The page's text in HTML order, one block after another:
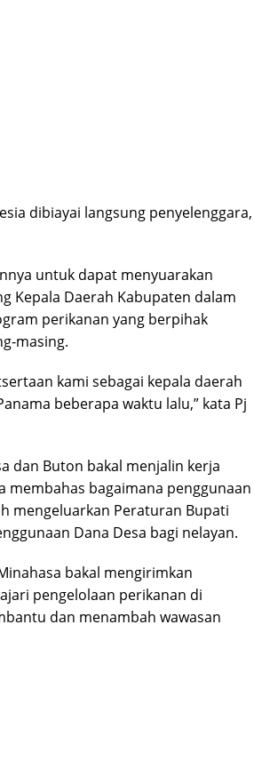
dibiayai langsung penyelenggara,
untuk dapat menyuarakan
Kepala Daerah Kabupaten dalam
perikanan yang berpihak
masing.
kami sebagai kepala daerah
beberapa waktu lalu,” kata Pj
dan Buton bakal menjalin kerja
membahas bagaimana penggunaan
mengeluarkan Peraturan Bupati
Dana Desa bagi nelayan.
bakal mengirimkan
pengelolaan perikanan di
dan menambah wawasan